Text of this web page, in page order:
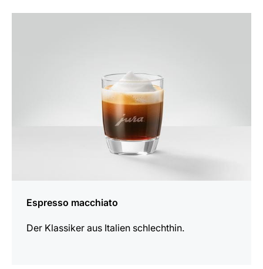
Espresso macchiato
Der Klassiker aus Italien schlechthin.